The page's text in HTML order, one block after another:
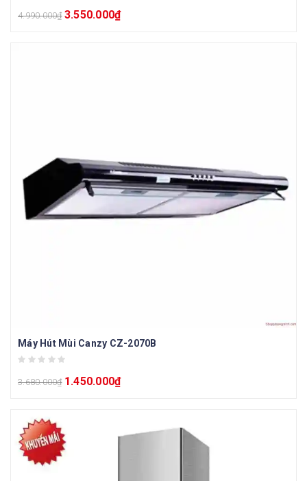
4.990.000₫ 3.550.000₫
Máy Hút Mùi Canzy CZ-2070B
3.680.000₫ 1.450.000₫